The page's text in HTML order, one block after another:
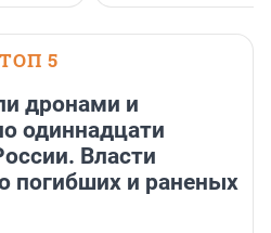
ТОП 5
дронами и
одиннадцати
Власти
погибших и раненых